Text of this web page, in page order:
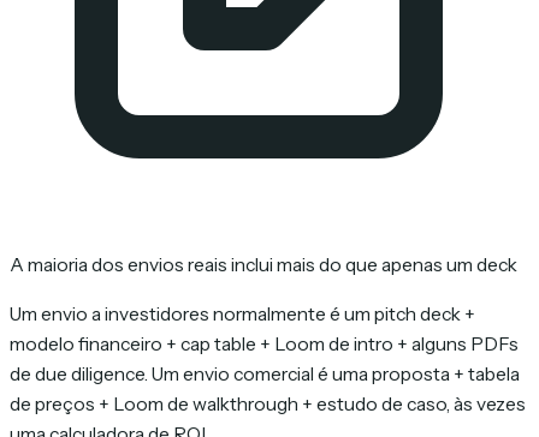
A maioria dos envios reais inclui mais do que apenas um deck
Um envio a investidores normalmente é um pitch deck +
modelo financeiro + cap table + Loom de intro + alguns PDFs
de due diligence. Um envio comercial é uma proposta + tabela
de preços + Loom de walkthrough + estudo de caso, às vezes